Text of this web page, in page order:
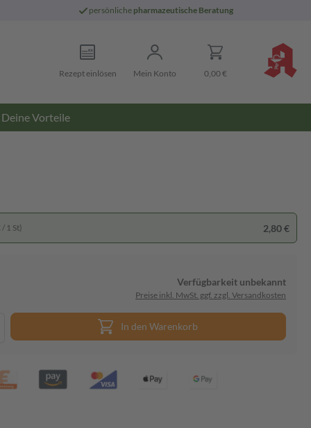
persönliche pharmazeutische Beratung
Rezept einlösen Mein Konto 0,00 €
Deine Vorteile
1 St) 2,80 €
Verfügbarkeit unbekannt
Preise inkl. MwSt. ggf. zzgl. Versandkosten
In den Warenkorb